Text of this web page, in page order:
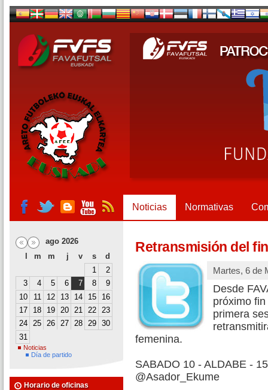
Noticias Normativas
ago 2026
m m j v s
d
1
2
3
4 5 6 7 8
9
10
11 12 13 14 15
16
17
18 19 20 21 22 23
24 25 26 27 28 29 30
31
Noticias
Día de partido
Horario de oficinas
Retransmisión del
Martes, 6 de
Desde
próximo
primera
femenina.
SABADO 10 - ALDABE -
@Asador_Ekume